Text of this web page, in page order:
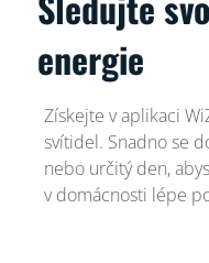
energie
Získejte v aplikaci
svítidel. Snadno se
nebo určitý den,
v domácnosti lépe